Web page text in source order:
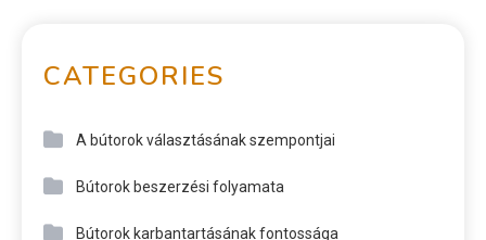
CATEGORIES
A bútorok választásának szempontjai
Bútorok beszerzési folyamata
Bútorok karbantartásának fontossága